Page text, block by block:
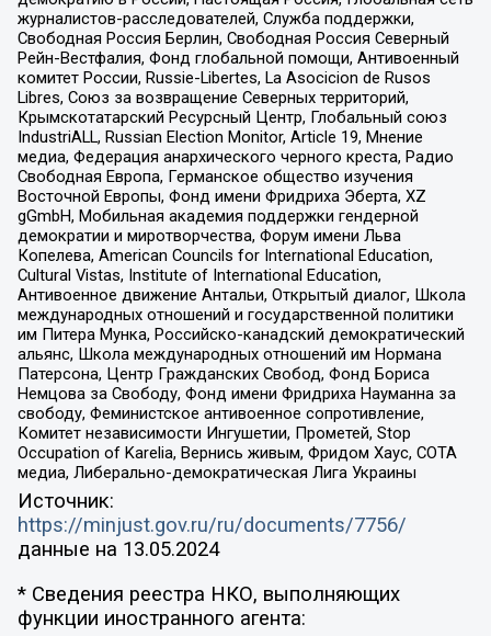
журналистов-расследователей, Служба поддержки,
Свободная Россия Берлин, Свободная Россия Северный
Рейн-Вестфалия, Фонд глобальной помощи, Антивоенный
комитет России, Russie-Libertes, La Asocicion de Rusos
Libres, Союз за возвращение Северных территорий,
Крымскотатарский Ресурсный Центр, Глобальный союз
IndustriALL, Russian Election Monitor, Article 19, Мнение
медиа, Федерация анархического черного креста, Радио
Свободная Европа, Германское общество изучения
Восточной Европы, Фонд имени Фридриха Эберта, XZ
gGmbH, Мобильная академия поддержки гендерной
демократии и миротворчества, Форум имени Льва
Копелева, American Councils for International Education,
Cultural Vistas, Institute of International Education,
Антивоенное движение Антальи, Открытый диалог, Школа
международных отношений и государственной политики
им Питера Мунка, Российско-канадский демократический
альянс, Школа международных отношений им Нормана
Патерсона, Центр Гражданских Свобод, Фонд Бориса
Немцова за Свободу, Фонд имени Фридриха Науманна за
свободу, Феминистское антивоенное сопротивление,
Комитет независимости Ингушетии, Прометей, Stop
Occupation of Karelia, Вернись живым, Фридом Хаус, СОТА
медиа, Либерально-демократическая Лига Украины
Источник:
https://minjust.gov.ru/ru/documents/7756/
данные на 13.05.2024
* Сведения реестра НКО, выполняющих
функции иностранного агента: